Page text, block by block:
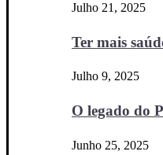
Julho 21, 2025
Ter mais
Julho 9, 2025
O legado do
Junho 25, 2025